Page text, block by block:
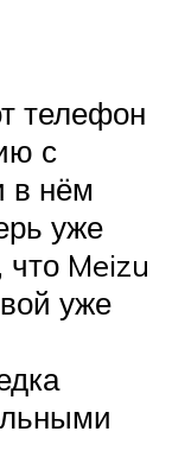
телефон
с
в нём
уже
что Meizu
уже